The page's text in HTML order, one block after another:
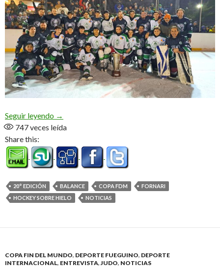
Seguir leyendo Balance más que positivo (Audio)
→
747veces leída
Share this:
20° EDICIÓN BALANCE COPA FDM
FORNARI
HOCKEY SOBRE HIELO
NOTICIAS
COPA FIN DEL MUNDO, DEPORTE FUEGUINO, DEPORTE
INTERNACIONAL, ENTREVISTA, JUDO, NOTICIAS